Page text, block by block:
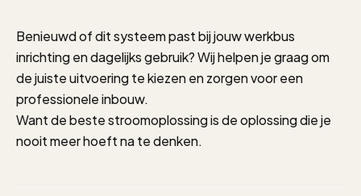
Benieuwd of dit systeem past bij jouw werkbus
inrichting en dagelijks gebruik? Wij helpen je graag om
de juiste uitvoering te kiezen en zorgen voor een
professionele inbouw.
Want de beste stroomoplossing is de oplossing die je
nooit meer hoeft na te denken.